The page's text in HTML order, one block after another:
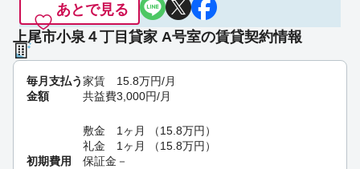
あとで見る
上尾市小泉４丁目貸家 A号室の賃貸契約情報
毎月支払う
金額
家賃 15.8万円/月
共益費3,000円/月
初期費用
敷金 1ヶ月 （15.8万円 ）
礼金
1ヶ月 （15.8万円 ）
保証金 －